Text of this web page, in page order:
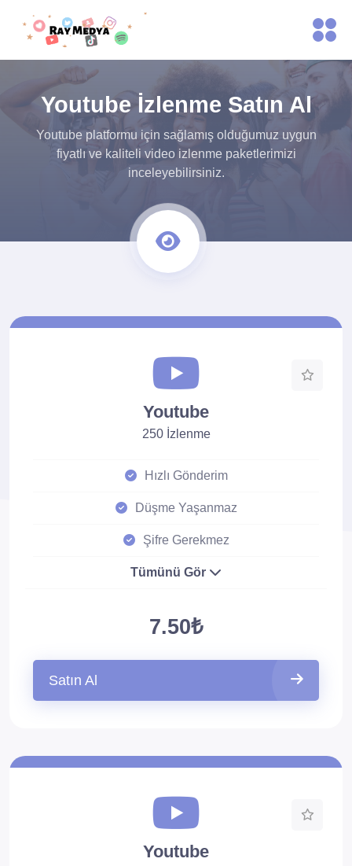
Youtube İzlenme Satın Al
Youtube platformu için sağlamış olduğumuz uygun
fiyatlı ve kaliteli video izlenme paketlerimizi
inceleyebilirsiniz.
Youtube
250 İzlenme
Hızlı Gönderim
Düşme Yaşanmaz
Şifre Gerekmez
Tümünü Gör
7.50₺
Satın Al
Youtube